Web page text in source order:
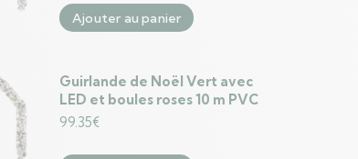
Ajouter au panier
Guirlande de Noël Vert avec
LED et boules roses 10 m PVC
99.35€